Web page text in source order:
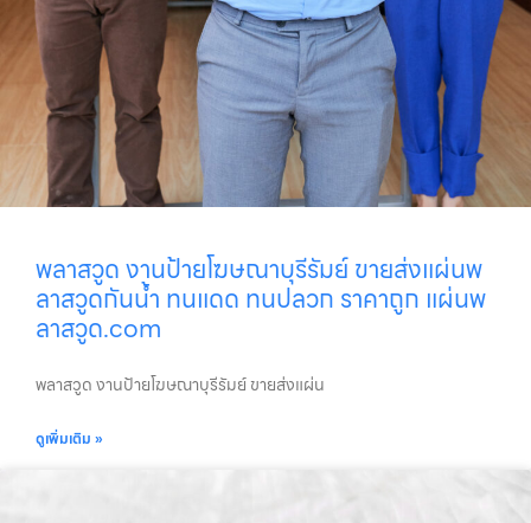
พลาสวูด งานป้ายโฆษณาบุรีรัมย์ ขายส่งแผ่นพ
ลาสวูดกันน้ำ ทนแดด ทนปลวก ราคาถูก แผ่นพ
ลาสวูด.com
พลาสวูด งานป้ายโฆษณาบุรีรัมย์ ขายส่งแผ่น
ดูเพิ่มเติม »